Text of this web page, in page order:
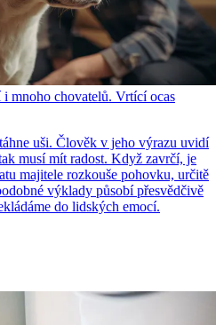
mnoho chovatelů. Vrtící ocas
uši. Člověk v jeho výrazu uvidí
musí mít radost. Když zavrčí, je
majitele rozkouše pohovku, určitě
výklady působí přesvědčivě
do lidských emocí.